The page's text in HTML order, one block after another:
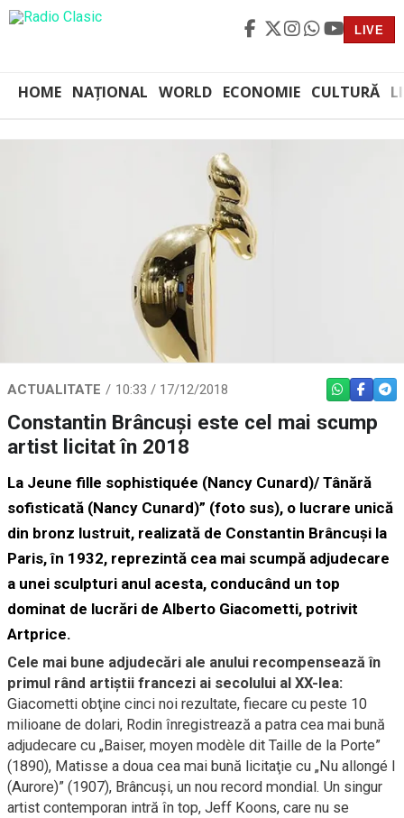
LIVE
HOME NAȚIONAL WORLD ECONOMIE CULTURĂ
ACTUALITATE 10:33 / 17/12/2018 WHATSAPP
Constantin Brâncuşi este cel mai scump
artist licitat în 2018
La Jeune fille sophistiquée (Nancy Cunard)/ Tânără
sofisticată (Nancy Cunard)” (foto sus), o lucrare unică
din bronz lustruit, realizată de Constantin Brâncuşi la
Paris, în 1932, reprezintă cea mai scumpă adjudecare
a unei sculpturi anul acesta, conducând un top
dominat de lucrări de Alberto Giacometti, potrivit
Artprice.
Cele mai bune adjudecări ale anului recompensează în
primul rând artiştii francezi ai secolului al XX-lea:
Giacometti obţine cinci noi rezultate, fiecare cu peste 10
milioane de dolari, Rodin înregistrează a patra cea mai bună
adjudecare cu „Baiser, moyen modèle dit Taille de la Porte”
(1890), Matisse a doua cea mai bună licitaţie cu „Nu allongé I
(Aurore)” (1907), Brâncuşi, un nou record mondial. Un singur
artist contemporan intră în top, Jeff Koons, care nu se